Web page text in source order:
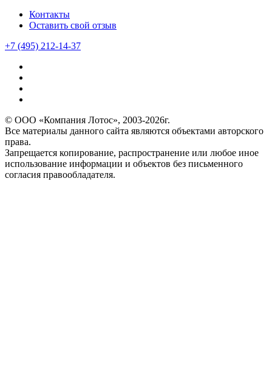
Контакты
Оставить свой отзыв
+7 (495) 212-14-37
© ООО «Компания Лотос», 2003-2026г.
Все материалы данного сайта являются объектами авторского
права.
Запрещается копирование, распространение или любое иное
использование информации и объектов без письменного
согласия правообладателя.